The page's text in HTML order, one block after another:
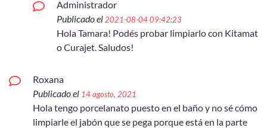
Administrador
Publicado el 2021-08-04 09:42:23
Hola Tamara! Podés probar limpiarlo con Kitamat
o Curajet. Saludos!
Roxana
Publicado el 14 agosto, 2021
Hola tengo porcelanato puesto en el baño y no sé cómo
limpiarle el jabón que se pega porque está en la parte